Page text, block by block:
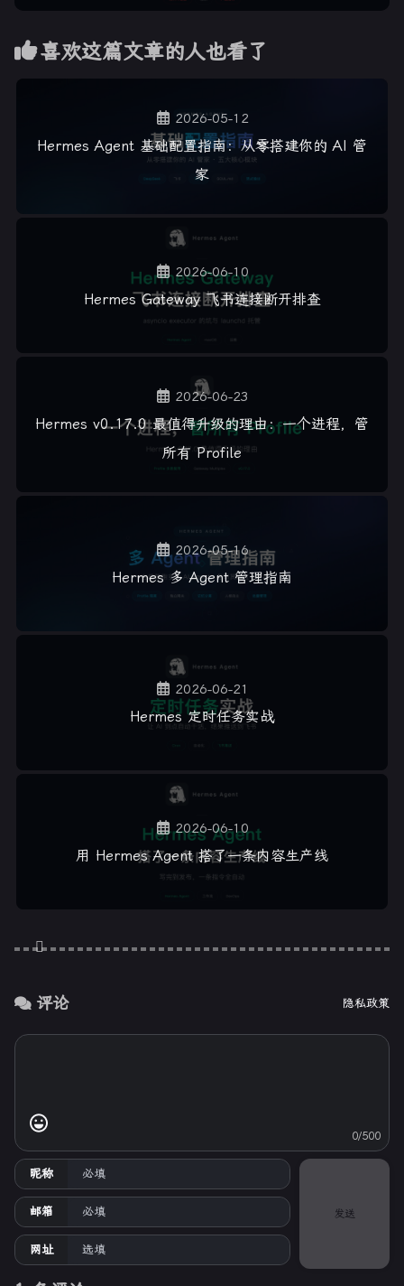
喜欢这篇文章的人也看了
2026-05-12
Hermes Agent 基础配置指南：从零搭建你的 AI 管
家
2026-06-10
Hermes Gateway 飞书连接断开排查
2026-06-23
Hermes v0.17.0 最值得升级的理由：一个进程，管
所有 Profile
2026-05-16
Hermes 多 Agent 管理指南
2026-06-21
Hermes 定时任务实战
2026-06-10
用 Hermes Agent 搭了一条内容生产线
评论 隐私政策
昵称
邮箱
网址
0/500
发送